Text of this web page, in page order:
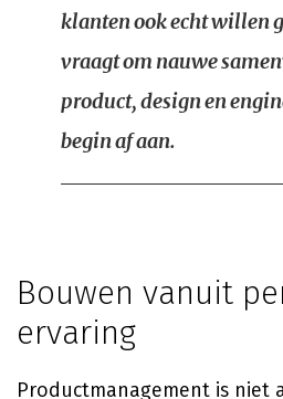
klanten ook echt willen
vraagt om nauwe
product, design en
begin af aan.
Bouwen vanuit
ervaring
Productmanagement is niet